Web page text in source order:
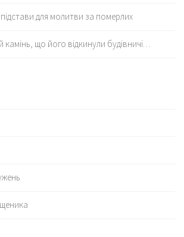
підстави для молитви за померлих
камінь, що його відкинули будівничі…